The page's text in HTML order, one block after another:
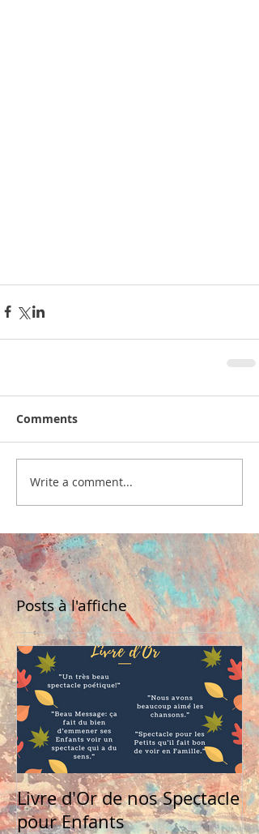
Comments
Write a comment...
Posts à l'affiche
Livre d'Or de nos Spectacle
pour Enfants